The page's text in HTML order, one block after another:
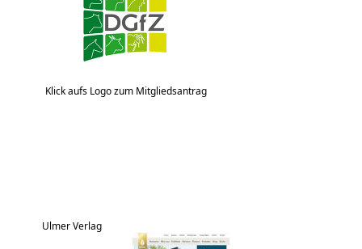
Klick aufs Logo zum Mitgliedsantrag
Ulmer Verlag